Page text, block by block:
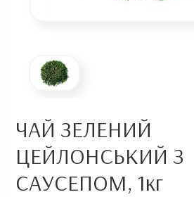
ЧАЙ ЗЕЛЕНИЙ
ЦЕЙЛОНСЬКИЙ З
САУСЕПОМ, 1кг